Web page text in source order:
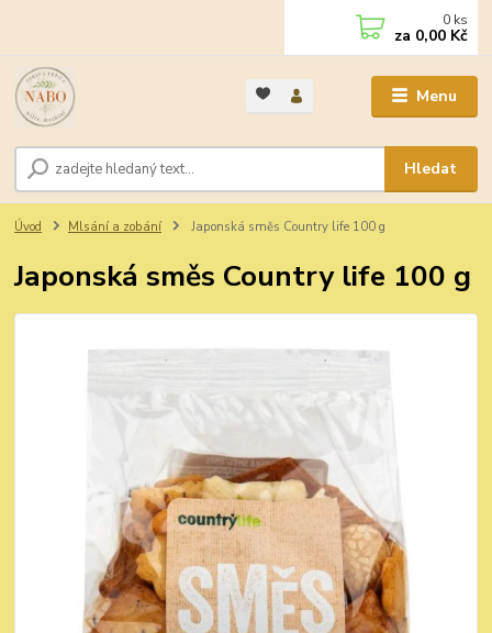
Menu
Hledat
0 ks
za 0,00 Kč
Úvod Mlsání a zobání Japonská směs Country life 100 g
Japonská směs Country life 100 g